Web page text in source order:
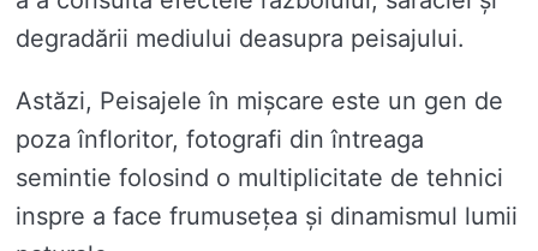
degradării mediului deasupra peisajului.
Astăzi, Peisajele în mișcare este un gen de
poza înfloritor, fotografi din întreaga
semintie folosind o multiplicitate de tehnici
inspre a face frumusețea și dinamismul lumii